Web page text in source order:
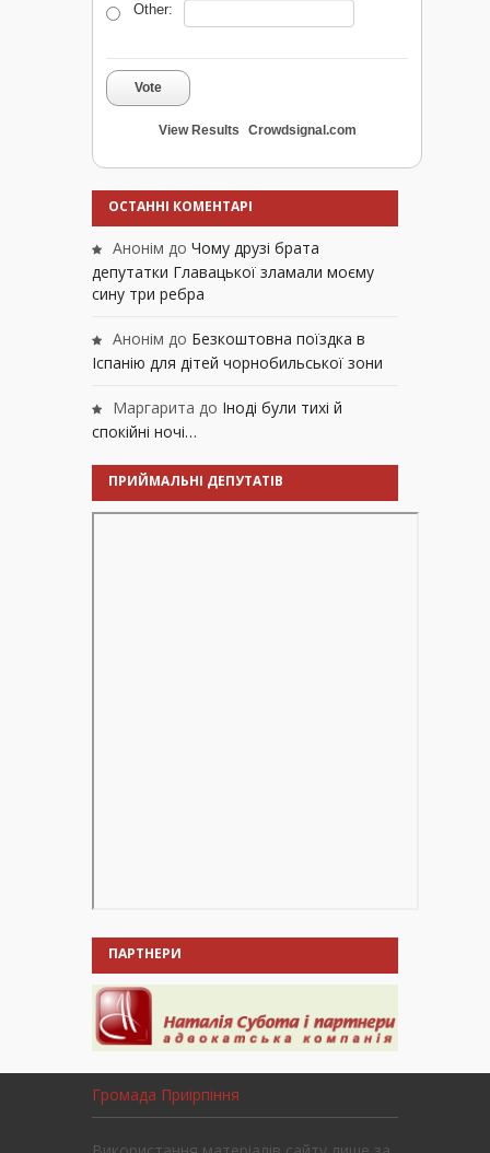
Other:
Vote
View Results Crowdsignal.com
ОСТАННІ КОМЕНТАРІ
Анонім до Чому друзі брата
депутатки Главацької зламали моєму
сину три ребра
Анонім до Безкоштовна поїздка в
Іспанію для дітей чорнобильської зони
Маргарита до Іноді були тихі й
спокійні ночі…
ПРИЙМАЛЬНІ ДЕПУТАТІВ
ПАРТНЕРИ
Громада Приірпіння